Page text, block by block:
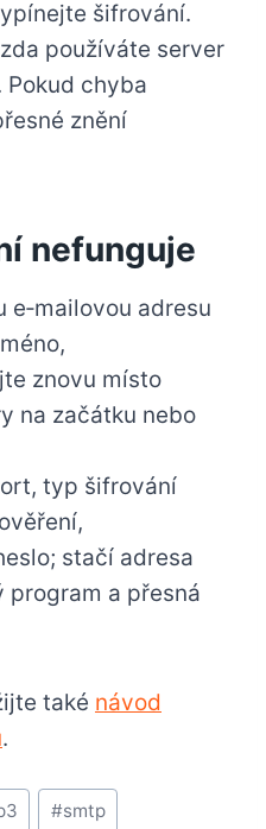
šifrování.
používáte server
chyba
znění
nefunguje
e‑mailovou adresu
znovu místo
na začátku nebo
typ šifrování
stačí adresa
program a přesná
také návod
.
#smtp